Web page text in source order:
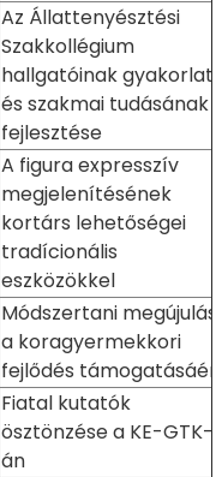
Az Állattenyésztési
Szakkollégium
hallgatóinak gyakorlati
és szakmai tudásának
fejlesztése
A figura expresszív
megjelenítésének
kortárs lehetőségei
tradícionális
eszközökkel
Módszertani megújulás
a koragyermekkori
fejlődés
Fiatal kutatók
ösztönzése a KE-GTK-
án